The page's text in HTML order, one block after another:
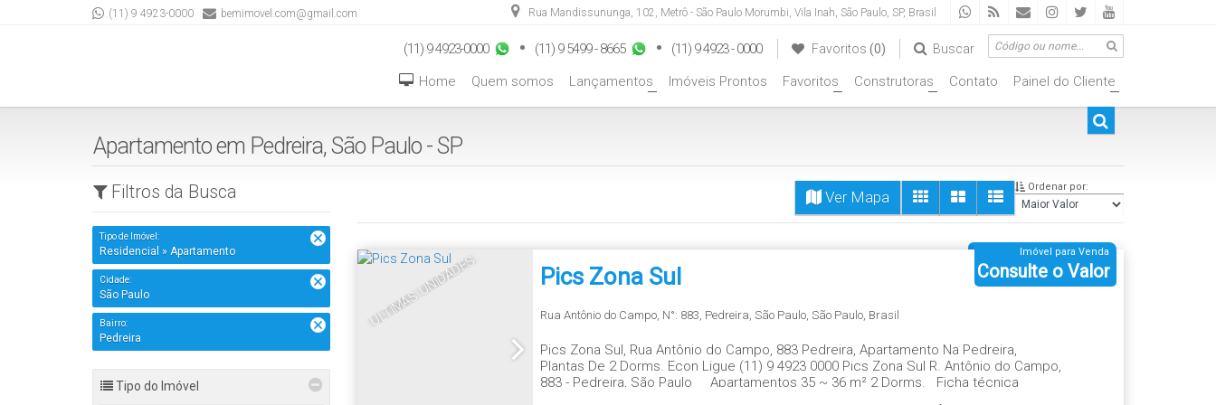
Rua Mandissununga, 102, Metrô - São Paulo Morumbi, Vila Inah, São Paulo, SP, Brasil
(11) 9 4923-0000 bemimovel.com@gmail.com
Buscar
Favoritos (0)
(11) 9 4923-0000 (11) 9 5499 - 8665 (11) 9 4923 - 0000
+
Painel do Cliente
Contato
+
Construtoras
+
Favoritos
Imóveis Prontos
+
Lançamentos
Quem somos
Home
Apartamento em Pedreira, São Paulo - SP
Filtros da Busca
Tipo de Imóvel:
Residencial » Apartamento
Cidade:
São Paulo
Bairro:
Pedreira
Tipo do Imóvel
Ver Mapa
Ordenar por:
ÚLTIMAS UNIDADES Pics Zona Sul Consulte o Valor
Imóvel para Venda
Rua Antônio do Campo N°: 883 Pedreira ,São Paulo ,São Paulo Brasil
Pics Zona Sul, Rua Antônio do Campo, 883 Pedreira, Apartamento Na Pedreira,
Plantas De 2 Dorms. Econ Ligue (11) 9 4923 0000 Pics Zona Sul R. Antônio do Campo,
883 - Pedreira, São Paulo Apartamentos 35 ~ 36 m² 2 Dorms. Ficha técnica